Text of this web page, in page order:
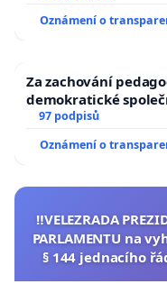
Oznámení o
Za zachování
demokratické
97 podpisů
Oznámení o
‼️VELEZRADA
PARLAMENTU na
§ 144 jednacího